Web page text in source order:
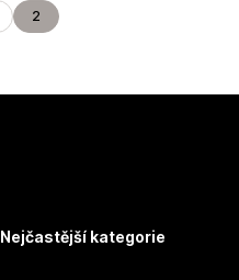
2
Nejčastější kategorie